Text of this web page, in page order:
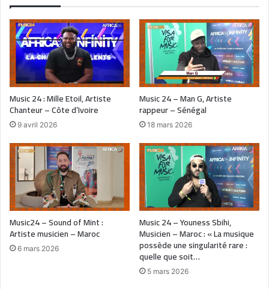
Music 24 : Mille Etoil, Artiste
Chanteur – Côte d’Ivoire
9 avril 2026
Music 24 – Man G, Artiste
rappeur – Sénégal
18 mars 2026
Music24 – Sound of Mint :
Artiste musicien – Maroc
6 mars 2026
Music 24 – Youness Sbihi,
Musicien – Maroc : « La musique
possède une singularité rare :
quelle que soit…
5 mars 2026